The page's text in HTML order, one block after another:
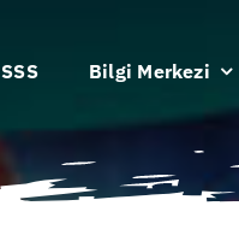
SSS Bilgi Merkezi